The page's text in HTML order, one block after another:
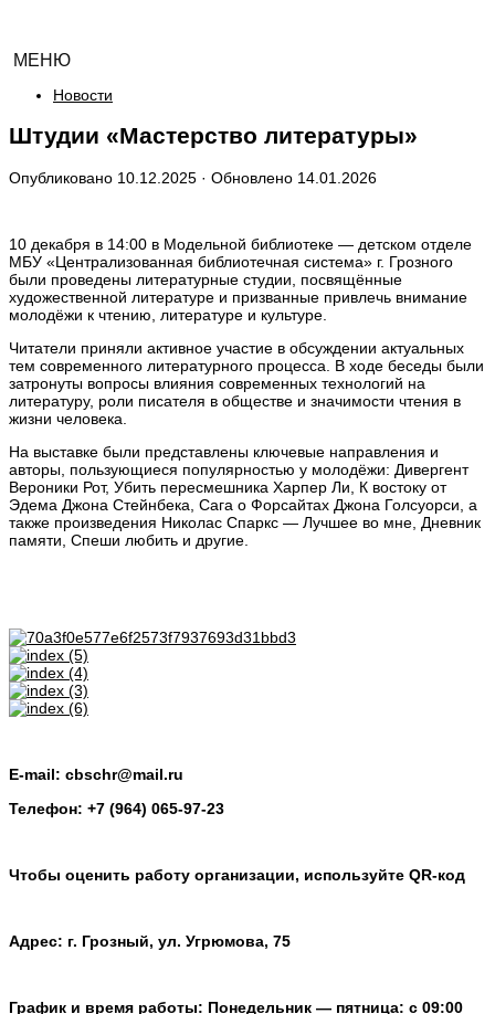
МЕНЮ
Новости
Штудии «Мастерство литературы»
Опубликовано 10.12.2025 · Обновлено 14.01.2026
10 декабря в 14:00 в Модельной библиотеке — детском отделе
МБУ «Централизованная библиотечная система» г. Грозного
были проведены литературные студии, посвящённые
художественной литературе и призванные привлечь внимание
молодёжи к чтению, литературе и культуре.
Читатели приняли активное участие в обсуждении актуальных
тем современного литературного процесса. В ходе беседы были
затронуты вопросы влияния современных технологий на
литературу, роли писателя в обществе и значимости чтения в
жизни человека.
На выставке были представлены ключевые направления и
авторы, пользующиеся популярностью у молодёжи: Дивергент
Вероники Рот, Убить пересмешника Харпер Ли, К востоку от
Эдема Джона Стейнбека, Сага о Форсайтах Джона Голсуорси, а
также произведения Николас Спаркс — Лучшее во мне, Дневник
памяти, Спеши любить и другие.
E-mail: cbschr@mail.ru
Телефон: +7 (964) 065-97-23
Чтобы оценить работу организации, используйте QR-код
Адрес: г. Грозный, ул. Угрюмова, 75
График и время работы: Понедельник — пятница: с 09:00